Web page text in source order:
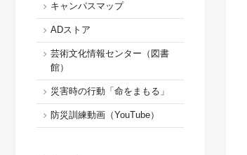
キャンパスマップ
ADストア
芸術文化情報センター（図書
館）
災害時の行動「命をまもる」
防災訓練動画（YouTube）